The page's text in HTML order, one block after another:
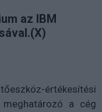
az IBM
értékesítési
a cég